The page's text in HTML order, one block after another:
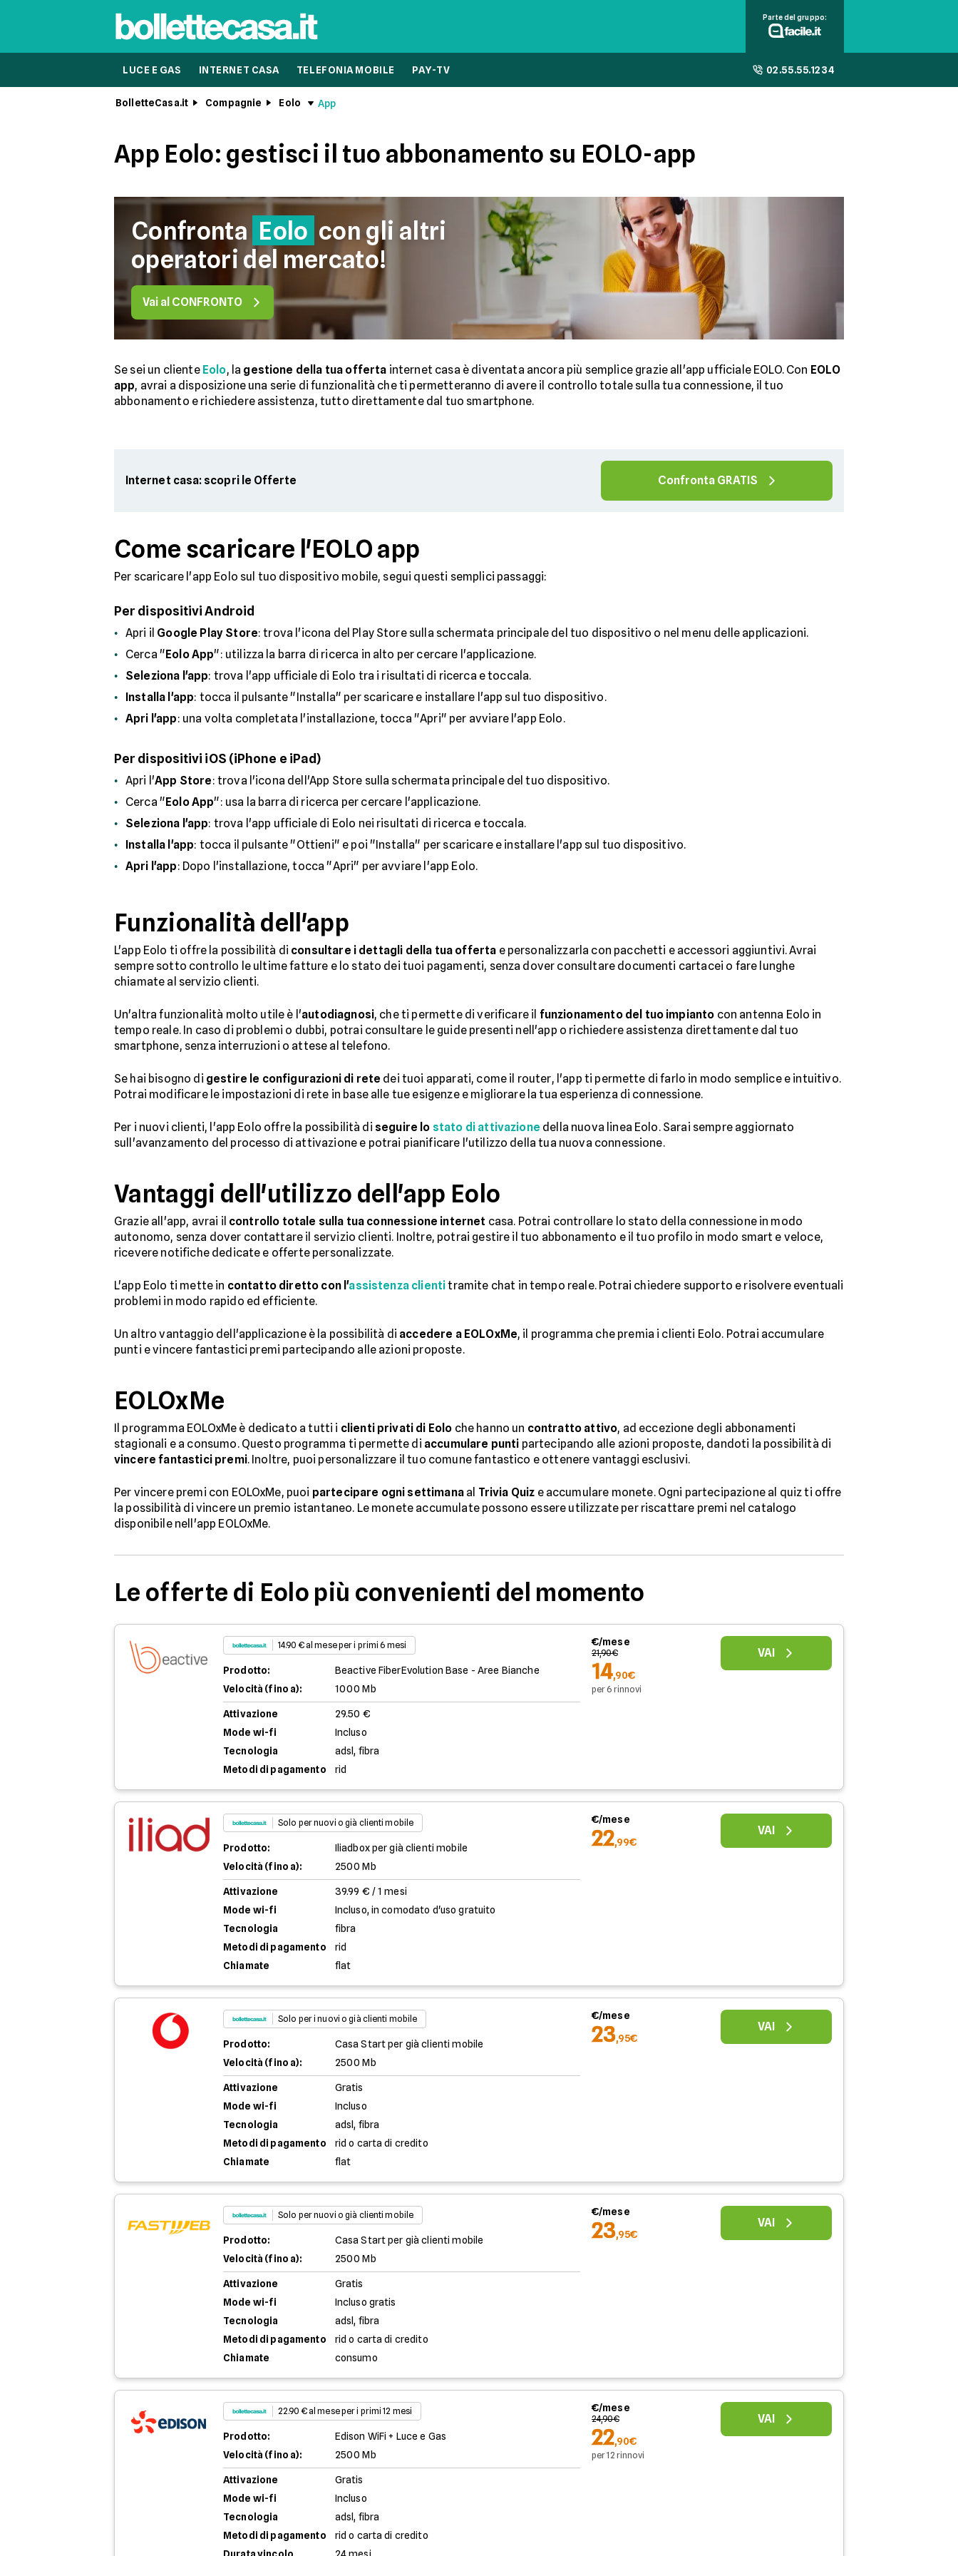
LUCE E GAS INTERNET CASA TELEFONIA MOBILE PAY-TV 02.55.55.1234
Parte del gruppo:
BolletteCasa.it Compagnie Eolo App
App Eolo: gestisci il tuo abbonamento su EOLO-app
Confronta Eolo con gli altri
operatori del mercato!
Vai al CONFRONTO
Se sei un cliente Eolo, la gestione della tua offerta internet casa è diventata ancora più semplice grazie all'app ufficiale EOLO. Con EOLO
app, avrai a disposizione una serie di funzionalità che ti permetteranno di avere il controllo totale sulla tua connessione, il tuo
abbonamento e richiedere assistenza, tutto direttamente dal tuo smartphone.
Internet casa: scopri le Offerte Confronta GRATIS
Come scaricare l'EOLO app
Per scaricare l'app Eolo sul tuo dispositivo mobile, segui questi semplici passaggi:
Per dispositivi Android
Apri il Google Play Store: trova l'icona del Play Store sulla schermata principale del tuo dispositivo o nel menu delle applicazioni.
Cerca "Eolo App": utilizza la barra di ricerca in alto per cercare l'applicazione.
Seleziona l'app: trova l'app ufficiale di Eolo tra i risultati di ricerca e toccala.
Installa l'app: tocca il pulsante "Installa" per scaricare e installare l'app sul tuo dispositivo.
Apri l'app: una volta completata l'installazione, tocca "Apri" per avviare l'app Eolo.
Per dispositivi iOS (iPhone e iPad)
Apri l'App Store: trova l'icona dell'App Store sulla schermata principale del tuo dispositivo.
Cerca "Eolo App": usa la barra di ricerca per cercare l'applicazione.
Seleziona l'app: trova l'app ufficiale di Eolo nei risultati di ricerca e toccala.
Installa l'app: tocca il pulsante "Ottieni" e poi "Installa" per scaricare e installare l'app sul tuo dispositivo.
Apri l'app: Dopo l'installazione, tocca "Apri" per avviare l'app Eolo.
Funzionalità dell'app
L'app Eolo ti offre la possibilità di consultare i dettagli della tua offerta e personalizzarla con pacchetti e accessori aggiuntivi. Avrai
sempre sotto controllo le ultime fatture e lo stato dei tuoi pagamenti, senza dover consultare documenti cartacei o fare lunghe
chiamate al servizio clienti.
Un'altra funzionalità molto utile è l'autodiagnosi, che ti permette di verificare il funzionamento del tuo impianto con antenna Eolo in
tempo reale. In caso di problemi o dubbi, potrai consultare le guide presenti nell'app o richiedere assistenza direttamente dal tuo
smartphone, senza interruzioni o attese al telefono.
Se hai bisogno di gestire le configurazioni di rete dei tuoi apparati, come il router, l'app ti permette di farlo in modo semplice e intuitivo.
Potrai modificare le impostazioni di rete in base alle tue esigenze e migliorare la tua esperienza di connessione.
Per i nuovi clienti, l'app Eolo offre la possibilità di seguire lo stato di attivazione della nuova linea Eolo. Sarai sempre aggiornato
sull'avanzamento del processo di attivazione e potrai pianificare l'utilizzo della tua nuova connessione.
Vantaggi dell'utilizzo dell'app Eolo
Grazie all'app, avrai il controllo totale sulla tua connessione internet casa. Potrai controllare lo stato della connessione in modo
autonomo, senza dover contattare il servizio clienti. Inoltre, potrai gestire il tuo abbonamento e il tuo profilo in modo smart e veloce,
ricevere notifiche dedicate e offerte personalizzate.
L'app Eolo ti mette in contatto diretto con l'assistenza clientitramite chat in tempo reale. Potrai chiedere supporto e risolvere eventuali
problemi in modo rapido ed efficiente.
Un altro vantaggio dell'applicazione è la possibilità di accedere a EOLOxMe, il programma che premia i clienti Eolo. Potrai accumulare
punti e vincere fantastici premi partecipando alle azioni proposte.
EOLOxMe
Il programma EOLOxMe è dedicato a tutti i clienti privati di Eolo che hanno un contratto attivo, ad eccezione degli abbonamenti
stagionali e a consumo. Questo programma ti permette di accumulare punti partecipando alle azioni proposte, dandoti la possibilità di
vincere fantastici premi. Inoltre, puoi personalizzare il tuo comune fantastico e ottenere vantaggi esclusivi.
Per vincere premi con EOLOxMe, puoi partecipare ogni settimanaal Trivia Quiz e accumulare monete. Ogni partecipazione al quiz ti offre
la possibilità di vincere un premio istantaneo. Le monete accumulate possono essere utilizzate per riscattare premi nel catalogo
disponibile nell'app EOLOxMe.
Le offerte di Eolo più convenienti del momento
14.90 € al mese per i primi 6 mesi
Prodotto:
Beactive FiberEvolution Base - Aree Bianche
Velocità (fino a):
1000 Mb
Attivazione
29.50 €
Mode wi-fi
Incluso
Tecnologia
adsl, fibra
Metodi di pagamento
rid
€/mese
21,90€
14,90€
per 6 rinnovi
VAI
Solo per nuovi o già clienti mobile
Prodotto:
Iliadbox per già clienti mobile
Velocità (fino a):
2500 Mb
Attivazione
39.99 € / 1 mesi
Mode wi-fi
Incluso, in comodato d'uso gratuito
Tecnologia
fibra
Metodi di pagamento
rid
Chiamate
flat
€/mese
22,99€
VAI
Solo per i nuovi o già clienti mobile
Prodotto:
Casa Start per già clienti mobile
Velocità (fino a):
2500 Mb
Attivazione
Gratis
Mode wi-fi
Incluso
Tecnologia
adsl, fibra
Metodi di pagamento
rid o carta di credito
Chiamate
flat
€/mese
23,95€
VAI
Solo per nuovi o già clienti mobile
Prodotto:
Casa Start per già clienti mobile
Velocità (fino a):
2500 Mb
Attivazione
Gratis
Mode wi-fi
Incluso gratis
Tecnologia
adsl, fibra
Metodi di pagamento
rid o carta di credito
Chiamate
consumo
€/mese
23,95€
VAI
22.90 € al mese per i primi 12 mesi
Prodotto:
Edison WiFi + Luce e Gas
Velocità (fino a):
2500 Mb
Attivazione
Gratis
Mode wi-fi
Incluso
Tecnologia
adsl, fibra
Metodi di pagamento
rid o carta di credito
€/mese
24,90€
22,90€
per 12 rinnovi
VAI